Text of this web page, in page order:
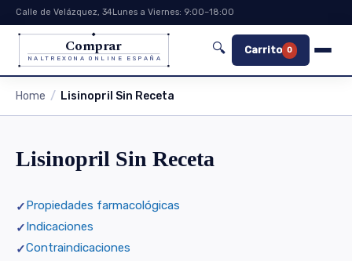
Calle de Velázquez, 34Lunes a Viernes: 9:00–18:00
Comprar
NALTREXONA ONLINE ESPAÑA
🔍 Carrito 0
Home Lisinopril Sin Receta
Lisinopril Sin Receta
Propiedades farmacológicas
Indicaciones
Contraindicaciones